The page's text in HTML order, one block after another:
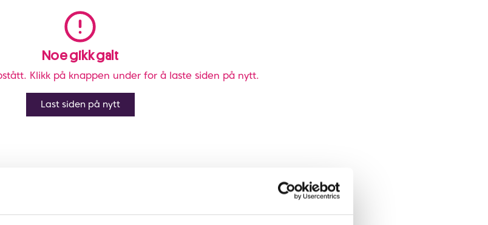
Noe gikk galt
Klikk på knappen under for å laste siden på nytt.
Last siden på nytt